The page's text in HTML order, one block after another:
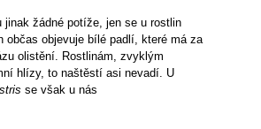
jinak žádné potíže, jen se u rostlin
občas objevuje bílé padlí, které má za
olistění. Rostlinám, zvyklým
hlízy, to naštěstí asi nevadí. U
se však u nás